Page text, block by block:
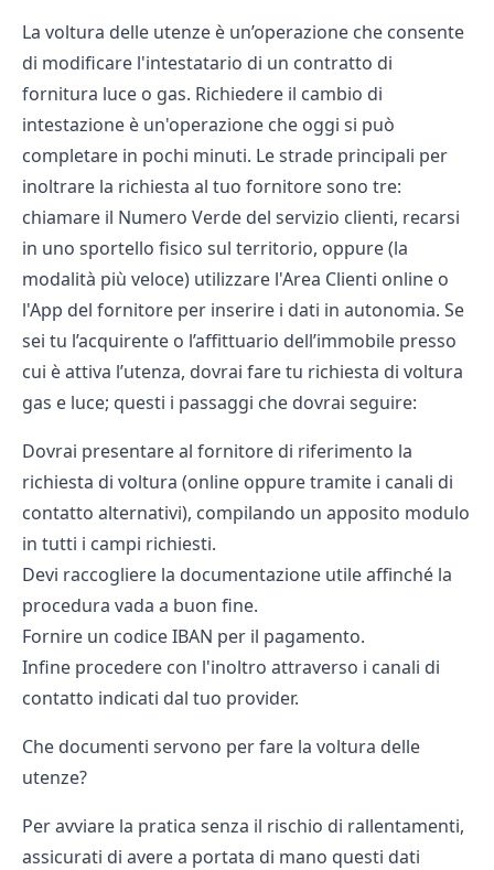
La voltura delle utenze è un’operazione che consente
di modificare l'intestatario di un contratto di
fornitura luce o gas. Richiedere il cambio di
intestazione è un'operazione che oggi si può
completare in pochi minuti. Le strade principali per
inoltrare la richiesta al tuo fornitore sono tre:
chiamare il Numero Verde del servizio clienti, recarsi
in uno sportello fisico sul territorio, oppure (la
modalità più veloce) utilizzare l'Area Clienti online o
l'App del fornitore per inserire i dati in autonomia. Se
sei tu l’acquirente o l’affittuario dell’immobile presso
cui è attiva l’utenza, dovrai fare tu richiesta di voltura
gas e luce; questi i passaggi che dovrai seguire:
Dovrai presentare al fornitore di riferimento la
richiesta di voltura (online oppure tramite i canali di
contatto alternativi), compilando un apposito modulo
in tutti i campi richiesti.
Devi raccogliere la documentazione utile affinché la
procedura vada a buon fine.
Fornire un codice IBAN per il pagamento.
Infine procedere con l'inoltro attraverso i canali di
contatto indicati dal tuo provider.
Che documenti servono per fare la voltura delle
utenze?
Per avviare la pratica senza il rischio di rallentamenti,
assicurati di avere a portata di mano questi dati